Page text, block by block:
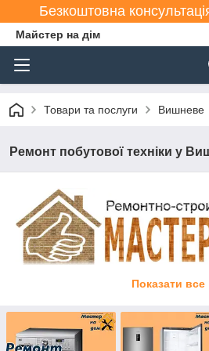
Безкоштовна
Майстер на дім
Товари та послуги Вишневе
Ремонт побутової техніки у
Ремонт побутової
Показати все